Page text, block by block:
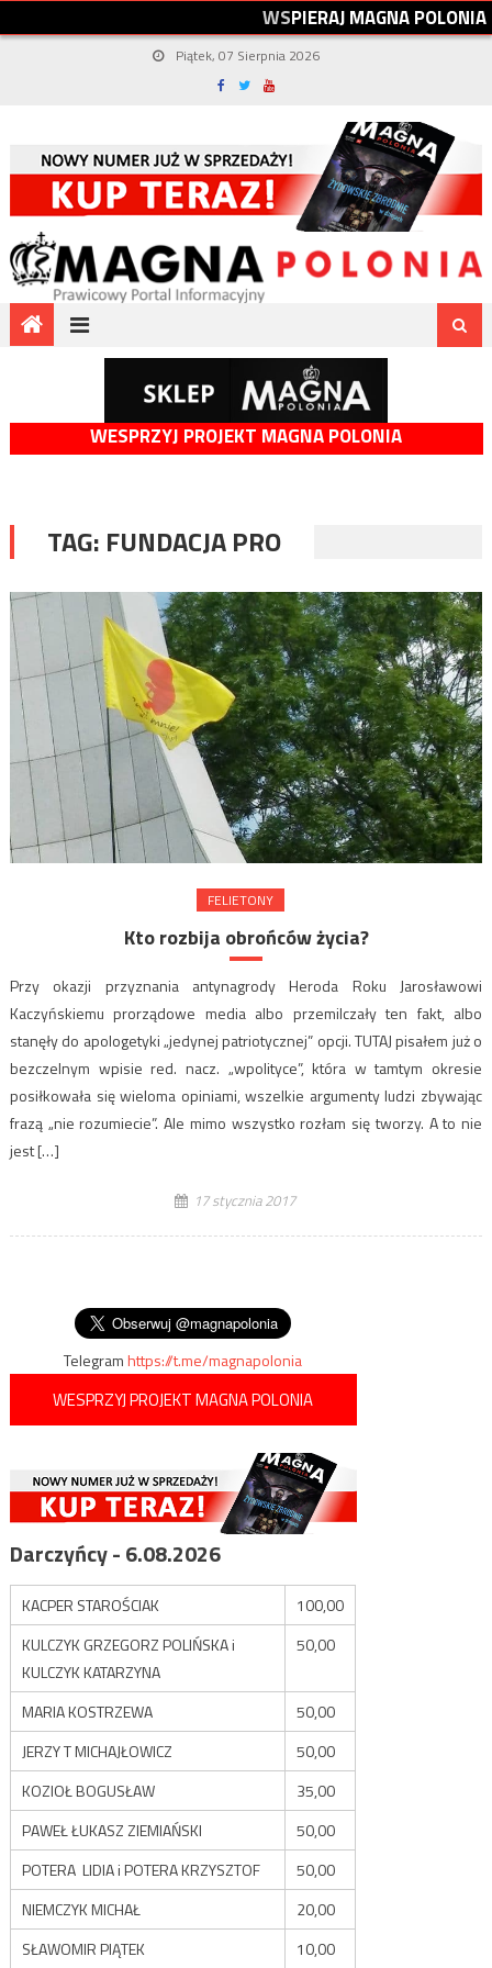
WSPIERAJMAGNAPOLONIA
Piątek, 07 Sierpnia 2026
WESPRZYJ PROJEKT MAGNA POLONIA
TAG: FUNDACJA PRO
FELIETONY
Kto rozbija obrońców życia?
Przy okazji przyznania antynagrody Heroda Roku Jarosławowi
Kaczyńskiemu prorządowe media albo przemilczały ten fakt, albo
stanęły do apologetyki „jedynej patriotycznej” opcji. TUTAJ pisałem już o
bezczelnym wpisie red. nacz. „wpolityce”, która w tamtym okresie
posiłkowała się wieloma opiniami, wszelkie argumenty ludzi zbywając
frazą „nie rozumiecie”. Ale mimo wszystko rozłam się tworzy. A to nie
jest […]
17 stycznia 2017
Telegramhttps://t.me/magnapolonia
WESPRZYJ PROJEKT MAGNA POLONIA
Darczyńcy - 6.08.2026
KACPER STAROŚCIAK
100,00
KULCZYK GRZEGORZ POLIŃSKA i
KULCZYK KATARZYNA
50,00
MARIA KOSTRZEWA
50,00
JERZY T MICHAJŁOWICZ
50,00
KOZIOŁ BOGUSŁAW
35,00
PAWEŁ ŁUKASZ ZIEMIAŃSKI
50,00
POTERA LIDIA i POTERA KRZYSZTOF
50,00
NIEMCZYK MICHAŁ
20,00
SŁAWOMIR PIĄTEK
10,00